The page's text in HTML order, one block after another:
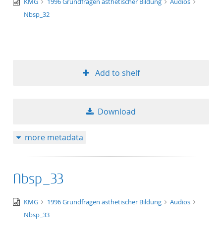
wav
Nbsp_32
Add to shelf
Download
more metadata
Nbsp_33
audio/x-
wav
KMG 1996 Grundfragen ästhetischer Bildung
Audios
Nbsp_33